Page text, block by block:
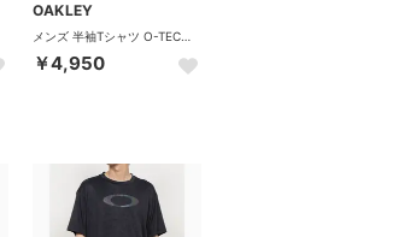
OAKLEY
￥4,950